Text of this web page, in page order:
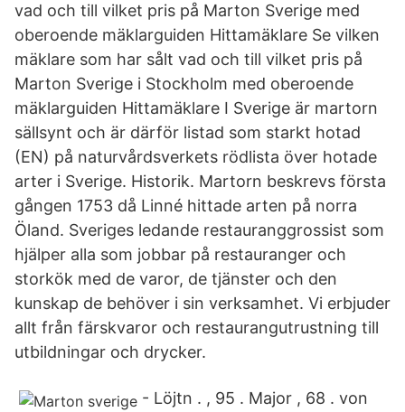
vad och till vilket pris på Marton Sverige med
oberoende mäklarguiden Hittamäklare Se vilken
mäklare som har sålt vad och till vilket pris på
Marton Sverige i Stockholm med oberoende
mäklarguiden Hittamäklare I Sverige är martorn
sällsynt och är därför listad som starkt hotad
(EN) på naturvårdsverkets rödlista över hotade
arter i Sverige. Historik. Martorn beskrevs första
gången 1753 då Linné hittade arten på norra
Öland. Sveriges ledande restauranggrossist som
hjälper alla som jobbar på restauranger och
storkök med de varor, de tjänster och den
kunskap de behöver i sin verksamhet. Vi erbjuder
allt från färskvaror och restaurangutrustning till
utbildningar och drycker.
- Löjtn . , 95 . Major , 68 . von